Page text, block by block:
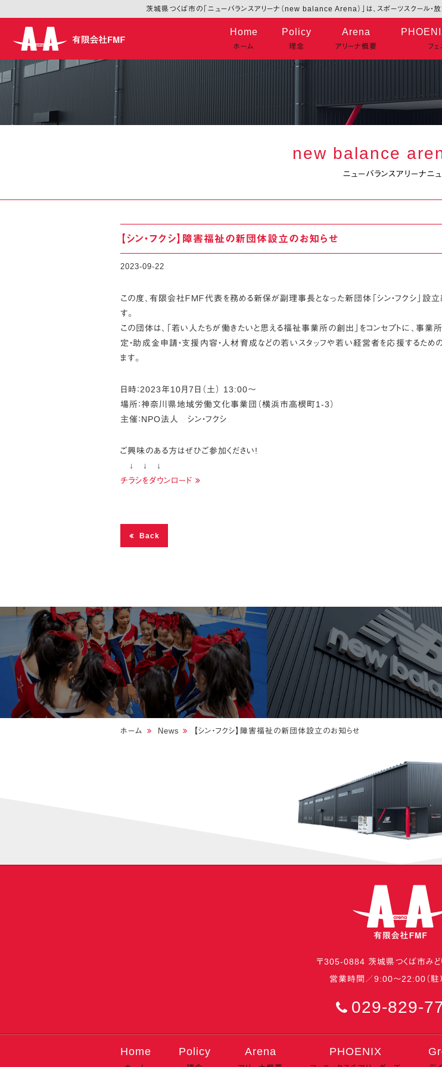
茨城県つくば市の「ニューバランスアリーナ（new balance Arena）」は、スポーツスクール・
Home
ホーム
Policy
理念
Arena
アリーナ概要 フ
new balance
ニューバランスアリーナニ
【シン・フクシ】障害福祉の新団体設立のお知らせ
2023-09-22
この度、有限会社ＦＭＦ代表を務める新保が副理事長となった新団体「シン・フクシ」設
す。
この団体は、「若い人たちが働きたいと思える福祉事業所の創出」をコンセプトに、事業
定・助成金申請・支援内容・人材育成などの若いスタッフや若い経営者を応援するため
ます。
日時：2023年10月7日（土） 13:00～
場所：神奈川県地域労働文化事業団（横浜市高根町1-3）
主催：NPO法人 シン・フクシ
ご興味のある方はぜひご参加ください!
↓ ↓ ↓
チラシをダウンロード
Back
ホーム News 【シン・フクシ】障害福祉の新団体設立のお知らせ
〒305-0884 茨城県つくば市み
営業時間／9:00〜22:00（駐
029-829-
Home Policy Arena PHOENIX